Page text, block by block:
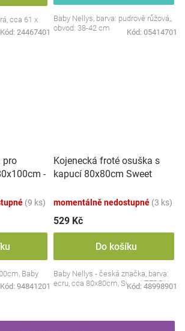
cca 61 x
Kód: 24467401
Baby Nellys, barva: pudrově růžová,,
obvod: 38-42 cm
Kód: 05414701
pro
-
(9 ks)
Baby
Kód: 94841201
Kojenecká froté osuška s
kapucí 80x80cm Sweet
momentálně nedostupné (3 ks)
529 Kč
Do košíku
Baby Nellys - česká značka, barva:
ecru, cca 80x80cm, Sweet TEDDY
Kód: 48998901